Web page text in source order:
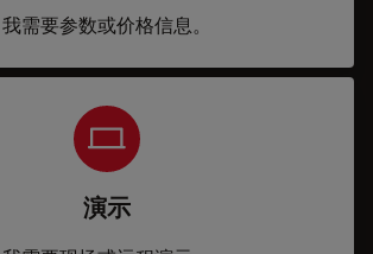
我需要参数或价格信息。
演示